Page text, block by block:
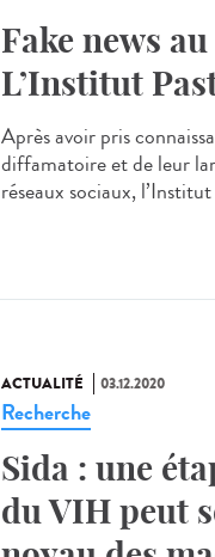
Fake news
L’Institut
Après avoir pris
diffamatoire et de leur
réseaux sociaux,
ACTUALITÉ 03.12.2020
Recherche
Sida : une
du VIH peut